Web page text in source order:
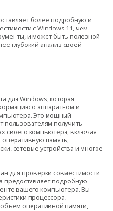
более подробную и
с Windows 11, чем
и может быть полезной
глубокий анализ своей
для Windows, которая
о аппаратном и
Это мощный
пользователям получить
своего компьютера, включая
оперативную память,
сетевые устройства и многое
для проверки совместимости
предоставляет подробную
вашего компьютера. Вы
процессора,
оперативной памяти,